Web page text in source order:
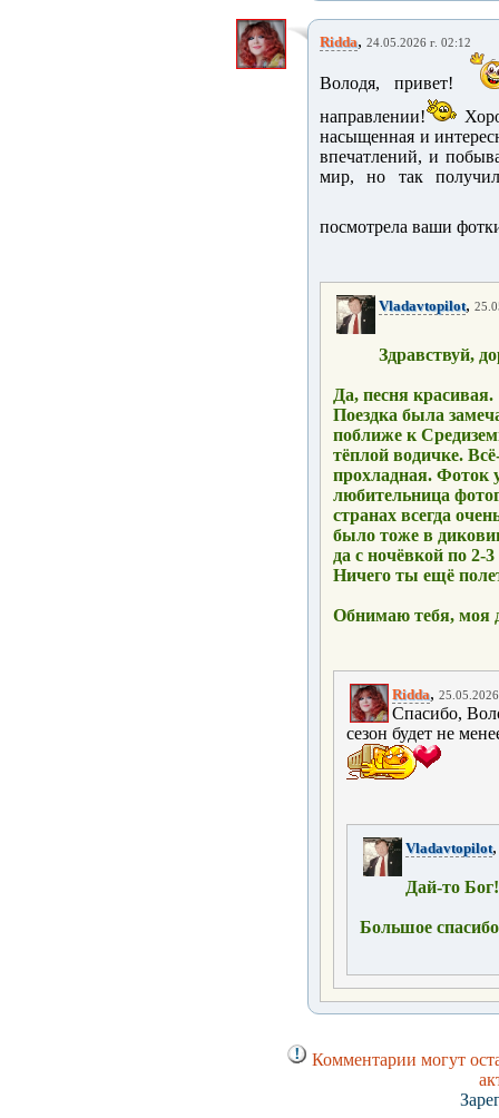
Ridda, 24.05.2026 г. 02:12
Володя, привет!
направлении!
насыщенная и
впечатлений, и
мир, но так
посмотрела ваши
Vladavtopilot,
Здравствуй,
Да, песня красивая.
Поездка была
поближе к
тёплой водичке.
прохладная. Фоток
любительница
странах всегда
было тоже в
да с ночёвкой по 2-
Ничего ты ещё
Обнимаю тебя, моя
Ridda,
Спасибо,
сезон будет не
Vladavtopilot
Дай-то Бог!
Большое
Комментарии могут